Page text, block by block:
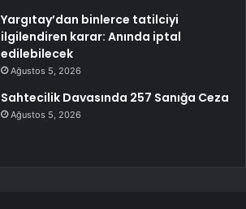
Yargıtay’dan binlerce tatilciyi
ilgilendiren karar: Anında iptal
edilebilecek
Ağustos 5, 2026
Sahtecilik Davasında 257 Sanığa Ceza
Ağustos 5, 2026